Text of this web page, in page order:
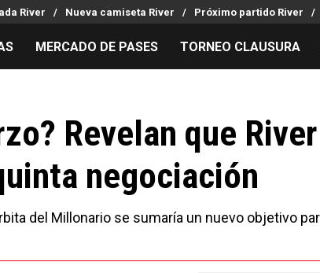
River Nueva camiseta River Próximo partido River
Mercado de Pases
Análisis tácticos
Juanfer Quintero
Chacho Coudet
Streaming
Entradas
Hinchas
Los goles de River
MERCADO DE PASES TORNEO CLAUSURA
Revelan que River
negociación
del Millonario se sumaría un nuevo objetivo